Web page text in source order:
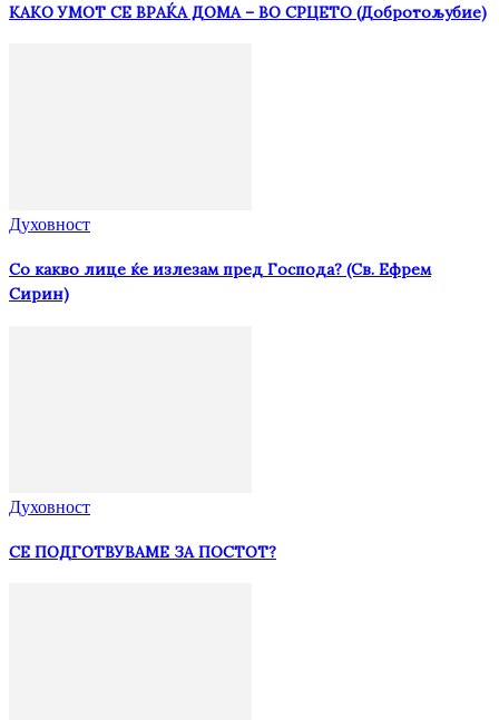
КАКО УМОТ СЕ ВРАЌА ДОМА – ВО СРЦЕТО (Добротољубие)
Духовност
Со какво лице ќе излезам пред Господа? (Св. Ефрем
Сирин)
Духовност
СЕ ПОДГОТВУВАМЕ ЗА ПОСТОТ?